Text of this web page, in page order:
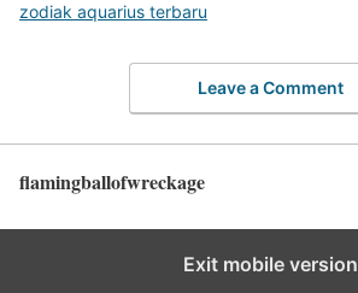
zodiak aquarius terbaru
Leave a Comment
flamingballofwreckage
Exit mobile version